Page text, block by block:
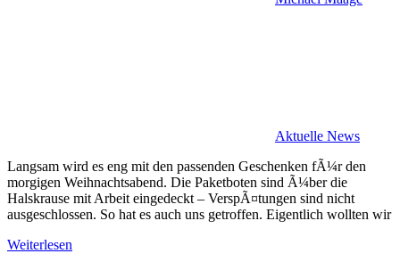
Aktuelle News
Langsam wird es eng mit den passenden Geschenken fÃ¼r den
morgigen Weihnachtsabend. Die Paketboten sind Ã¼ber die
Halskrause mit Arbeit eingedeckt – VerspÃ¤tungen sind nicht
ausgeschlossen. So hat es auch uns getroffen. Eigentlich wollten wir
Weiterlesen